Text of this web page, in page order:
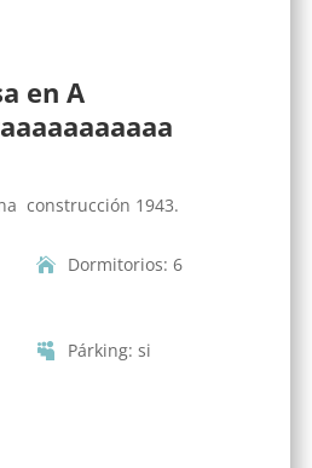
en A
construcción 1943.
Dormitorios: 6
Párking: si